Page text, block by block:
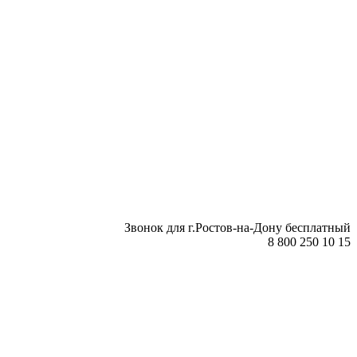
Звонок для г.Ростов-на-Дону бесплатный
8 800 250 10 15